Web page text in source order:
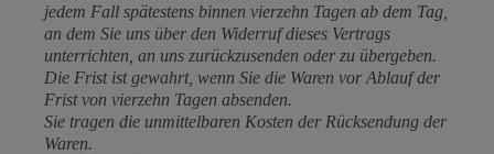
jedem Fall spätestens binnen vierzehn Tagen ab dem Tag,
an dem Sie uns über den Widerruf dieses Vertrags
unterrichten, an uns zurückzusenden oder zu übergeben.
Die Frist ist gewahrt, wenn Sie die Waren vor Ablauf der
Frist von vierzehn Tagen absenden.
Sie tragen die unmittelbaren Kosten der Rücksendung der
Waren.